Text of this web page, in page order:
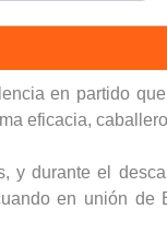
en partido
eficacia,
y durante el
en unión